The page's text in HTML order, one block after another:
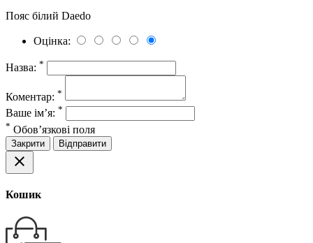
Пояс білий Daedo
Оцінка:
Назва: *
Коментар: *
Ваше ім’я: *
* Обов’язкові поля
Закрити Відправити
close
Кошик